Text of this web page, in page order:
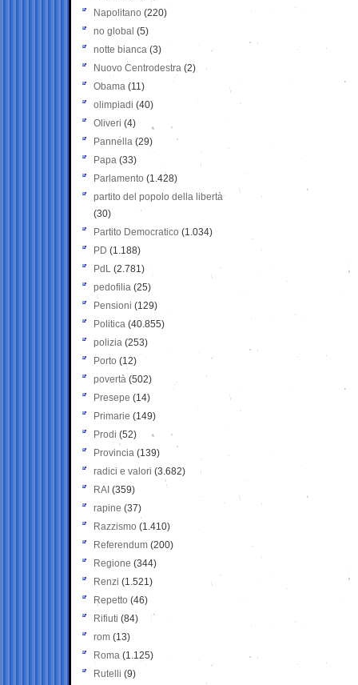
Napolitano (220)
no global (5)
notte bianca (3)
Nuovo Centrodestra (2)
Obama (11)
olimpiadi (40)
Oliveri (4)
Pannella (29)
Papa (33)
Parlamento (1.428)
partito del popolo della libertà
(30)
Partito Democratico (1.034)
PD (1.188)
PdL (2.781)
pedofilia (25)
Pensioni (129)
Politica (40.855)
polizia (253)
Porto (12)
povertà (502)
Presepe (14)
Primarie (149)
Prodi (52)
Provincia (139)
radici e valori (3.682)
RAI (359)
rapine (37)
Razzismo (1.410)
Referendum (200)
Regione (344)
Renzi (1.521)
Repetto (46)
Rifiuti (84)
rom (13)
Roma (1.125)
Rutelli (9)